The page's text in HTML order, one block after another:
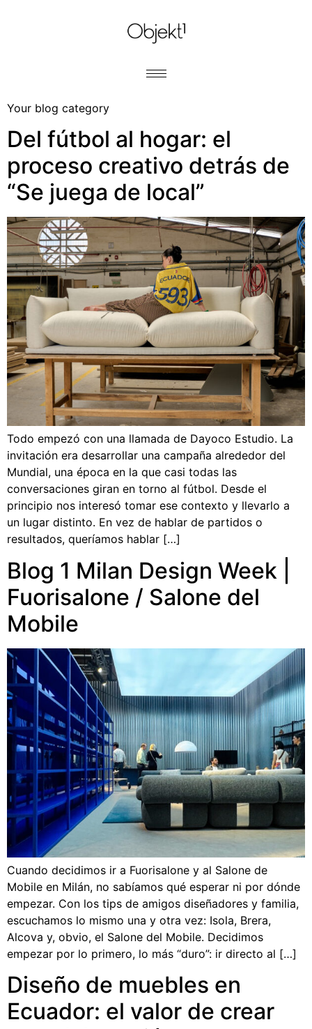
Your blog category
Del fútbol al hogar: el
proceso creativo detrás de
“Se juega de local”
Todo empezó con una llamada de Dayoco Estudio. La
invitación era desarrollar una campaña alrededor del
Mundial, una época en la que casi todas las
conversaciones giran en torno al fútbol. Desde el
principio nos interesó tomar ese contexto y llevarlo a
un lugar distinto. En vez de hablar de partidos o
resultados, queríamos hablar […]
Blog 1 Milan Design Week |
Fuorisalone / Salone del
Mobile
Cuando decidimos ir a Fuorisalone y al Salone de
Mobile en Milán, no sabíamos qué esperar ni por dónde
empezar. Con los tips de amigos diseñadores y familia,
escuchamos lo mismo una y otra vez: Isola, Brera,
Alcova y, obvio, el Salone del Mobile. Decidimos
empezar por lo primero, lo más “duro”: ir directo al […]
Diseño de muebles en
Ecuador: el valor de crear